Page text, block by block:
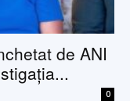
de ANI
0